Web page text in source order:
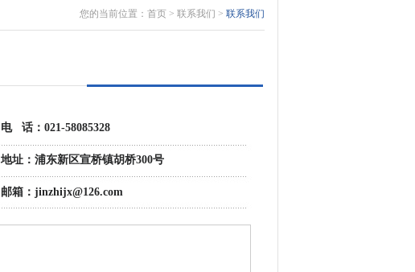
您的当前位置： 首页> 联系我们 > 联系我们
电 话：021-58085328
地址：浦东新区宣桥镇胡桥300号
邮箱：jinzhijx@126.com